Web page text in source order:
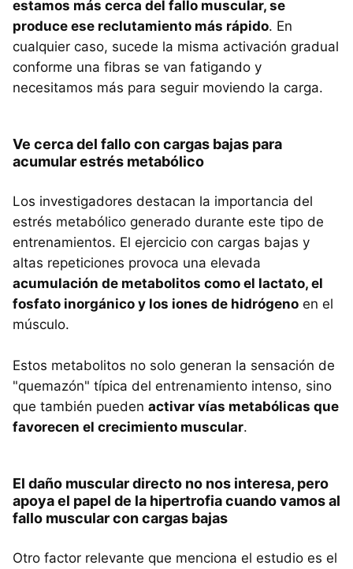
estamos más cerca del fallo muscular, se
produce ese reclutamiento más rápido. En
cualquier caso, sucede la misma activación gradual
conforme una fibras se van fatigando y
necesitamos más para seguir moviendo la carga.
Ve cerca del fallo con cargas bajas para
acumular estrés metabólico
Los investigadores destacan la importancia del
estrés metabólico generado durante este tipo de
entrenamientos. El ejercicio con cargas bajas y
altas repeticiones provoca una elevada
acumulación de metabolitos como el lactato, el
fosfato inorgánico y los iones de hidrógeno en el
músculo.
Estos metabolitos no solo generan la sensación de
"quemazón" típica del entrenamiento intenso, sino
que también pueden activar vías metabólicas que
favorecen el crecimiento muscular.
El daño muscular directo no nos interesa, pero
apoya el papel de la hipertrofia cuando vamos al
fallo muscular con cargas bajas
Otro factor relevante que menciona el estudio es el